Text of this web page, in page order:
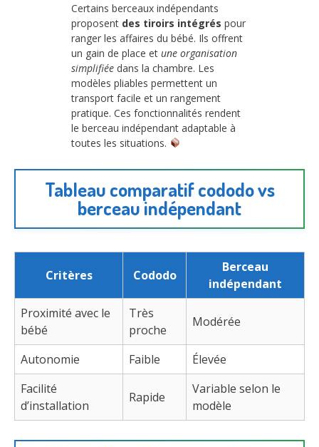
Certains berceaux indépendants
proposent des tiroirs intégrés pour
ranger les affaires du bébé. Ils offrent
un gain de place et une organisation
simplifiée dans la chambre. Les
modèles pliables permettent un
transport facile et un rangement
pratique. Ces fonctionnalités rendent
le berceau indépendant adaptable à
toutes les situations.
Tableau comparatif cododo vs
berceau indépendant
Critères Cododo
Berceau
indépendant
Proximité avec le
bébé
Très
proche
Modérée
Autonomie Faible
Élevée
Facilité
d’installation
Rapide
Variable selon le
modèle